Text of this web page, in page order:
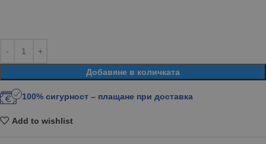
Добавяне в количката
100% сигурност – плащане при доставка
Add to wishlist